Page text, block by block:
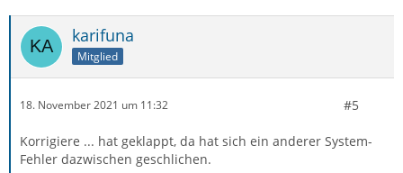
karifuna
Mitglied
18. November 2021 um 11:32 #5
Korrigiere ... hat geklappt, da hat sich ein anderer System-
Fehler dazwischen geschlichen.